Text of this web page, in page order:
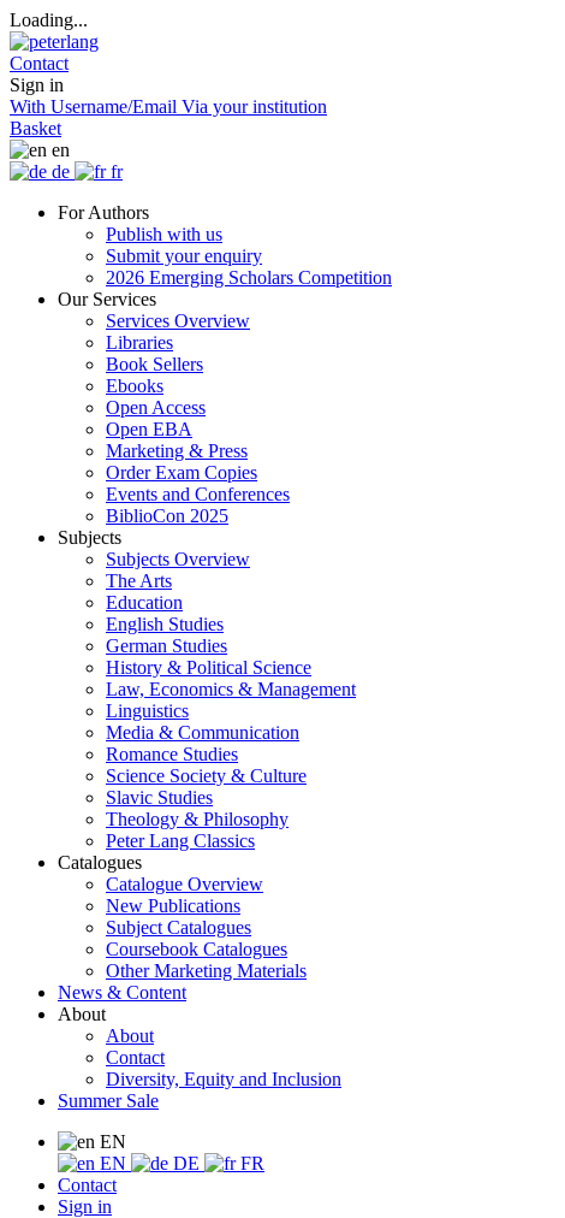
Loading...
Contact
Sign in
With Username/Email Via your institution
Basket
en
de
fr
For Authors
Publish with us
Submit your enquiry
2026 Emerging Scholars Competition
Our Services
Services Overview
Libraries
Book Sellers
Ebooks
Open Access
Open EBA
Marketing & Press
Order Exam Copies
Events and Conferences
BiblioCon 2025
Subjects
Subjects Overview
The Arts
Education
English Studies
German Studies
History & Political Science
Law, Economics & Management
Linguistics
Media & Communication
Romance Studies
Science Society & Culture
Slavic Studies
Theology & Philosophy
Peter Lang Classics
Catalogues
Catalogue Overview
New Publications
Subject Catalogues
Coursebook Catalogues
Other Marketing Materials
News & Content
About
About
Contact
Diversity, Equity and Inclusion
Summer Sale
EN
EN
DE
FR
Contact
Sign in